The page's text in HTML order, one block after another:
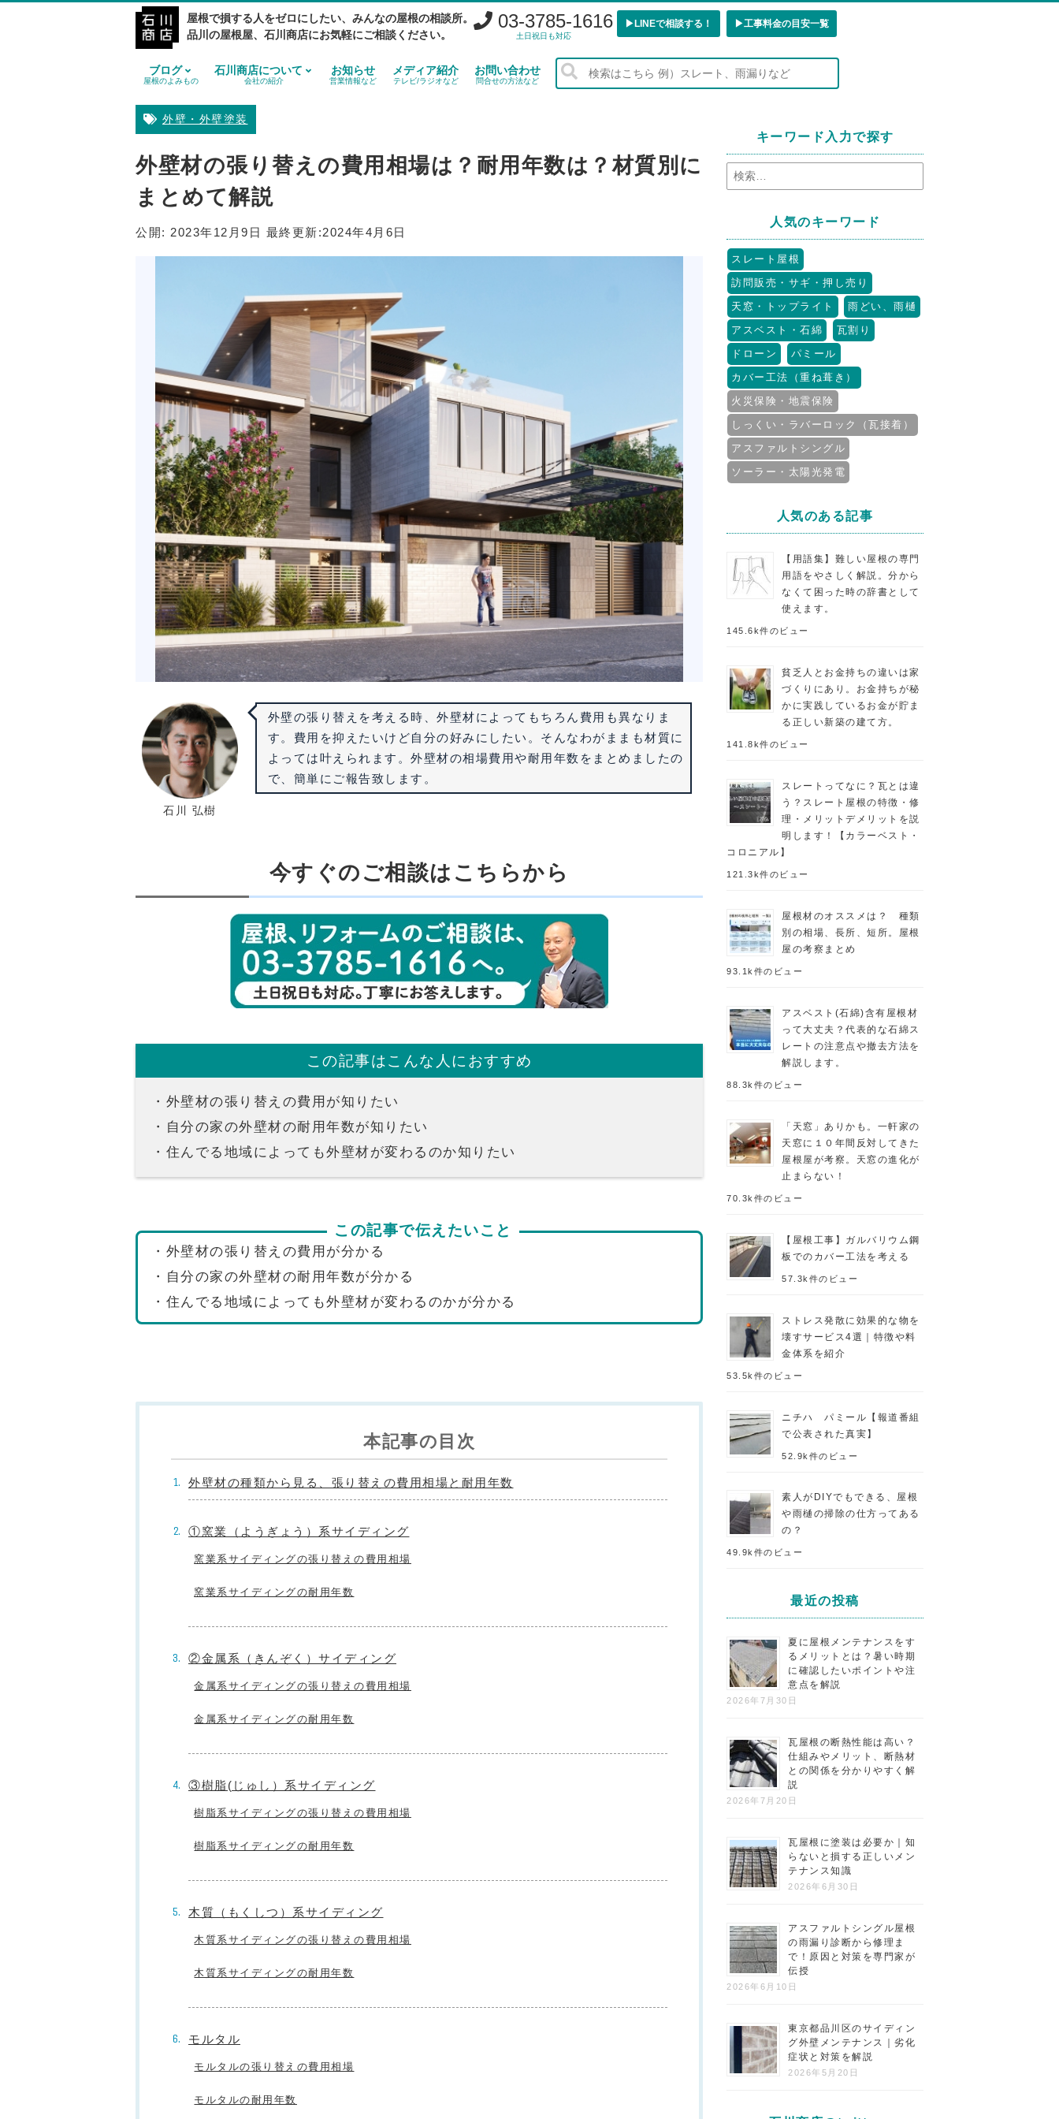
屋根で損する人をゼロにしたい、みんなの屋根の相談所。
品川の屋根屋、石川商店にお気軽にご相談ください。
03-3785-1616
土日祝日も対応
▶︎LINEで相談する！ ▶︎工事料金の目安一覧
ブログ
屋根のよみもの
石川商店について
会社の紹介
お知らせ
営業情報など
メディア紹介
テレビ/ラジオなど
お問い合わせ
問合せの方法など
外壁・外壁塗装
外壁材の張り替えの費用相場は？耐用年数は？材質別に
まとめて解説
公開: 2023年12月9日 最終更新:2024年4月6日
石川 弘樹
外壁の張り替えを考える時、外壁材によってもちろん費用も異なりま
す。費用を抑えたいけど自分の好みにしたい。そんなわがままも材質に
よっては叶えられます。外壁材の相場費用や耐用年数 をまとめましたの
で、簡単にご報告致します。
今すぐのご相談はこちらから
この記事はこんな人におすすめ
・外壁材の張り替えの費用が知りたい
・自分の家の外壁材の耐用年数が知りたい
・住んでる地域によっても外壁材が変わるのか知りたい
この記事で伝えたいこと
・外壁材の張り替えの費用が分かる
・自分の家の外壁材の耐用年数が分かる
・住んでる地域によっても外壁材が変わるのかが分かる
本記事の目次
外壁材の種類から見る、張り替えの費用相場と耐用年数
①窯業（ようぎょう）系サイディング
窯業系サイディングの張り替えの費用相場
窯業系サイディングの耐用年数
②金属系（きんぞく）サイディング
金属系サイディングの張り替えの費用相場
金属系サイディングの耐用年数
③樹脂(じゅし）系サイディング
樹脂系サイディングの張り替えの費用相場
樹脂系サイディングの耐用年数
木質（もくしつ）系サイディング
木質系サイディングの張り替えの費用相場
木質系サイディングの耐用年数
モルタル
モルタルの張り替えの費用相場
モルタルの耐用年数
キーワード入力で探す
人気のキーワード
スレート屋根
訪問販売・サギ・押し売り
天窓・トップライト
雨どい、雨樋
アスベスト・石綿
瓦割り
ドローン
パミール
カバー工法（重ね葺き）
火災保険・地震保険
しっくい・ラバーロック（瓦接着）
アスファルトシングル
ソーラー・太陽光発電
人気のある記事
【用語集】難しい屋根の専門
用語をやさしく解説。分から
なくて困った時の辞書として
使えます。
145.6k件のビュー
貧乏人とお金持ちの違いは家
づくりにあり。お金持ちが秘
かに実践しているお金が貯ま
る正しい新築の建て方。
141.8k件のビュー
スレートってなに？瓦とは違
う？スレート屋根の特徴・修
理・メリットデメリットを説
明します！【カラーベスト・
コロニアル】
121.3k件のビュー
屋根材のオススメは？ 種類
別の相場、長所、短所。屋根
屋の考察まとめ
93.1k件のビュー
アスベスト(石綿)含有屋根材
って大丈夫？代表的な石綿ス
レートの注意点や撤去方法を
解説します。
88.3k件のビュー
「天窓」ありかも。一軒家の
天窓に１０年間反対してきた
屋根屋が考察。天窓の進化が
止まらない！
70.3k件のビュー
【屋根工事】ガルバリウム鋼
板でのカバー工法を考える
57.3k件のビュー
ストレス発散に効果的な物を
壊すサービス4選｜特徴や料
金体系を紹介
53.5k件のビュー
ニチハ パミール【報道番組
で公表された真実】
52.9k件のビュー
素人がDIYでもできる、屋根
や雨樋の掃除の仕方ってある
の？
49.9k件のビュー
最近の投稿
夏に屋根メンテナンスをす
るメリットとは？暑い時期
に確認したいポイントや注
意点を解説
2026年7月30日
瓦屋根の断熱性能は高い？
仕組みやメリット、断熱材
との関係を分かりやすく解
説
2026年7月20日
瓦屋根に塗装は必要か｜知
らないと損する正しいメン
テナンス知識
2026年6月30日
アスファルトシングル屋根
の雨漏り診断から修理ま
で！原因と対策を専門家が
伝授
2026年6月10日
東京都品川区のサイディン
グ外壁メンテナンス｜劣化
症状と対策を解説
2026年5月20日